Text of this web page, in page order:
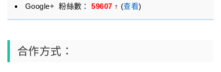
Google+ 粉絲數：59607 ↑ (查看)
合作方式：